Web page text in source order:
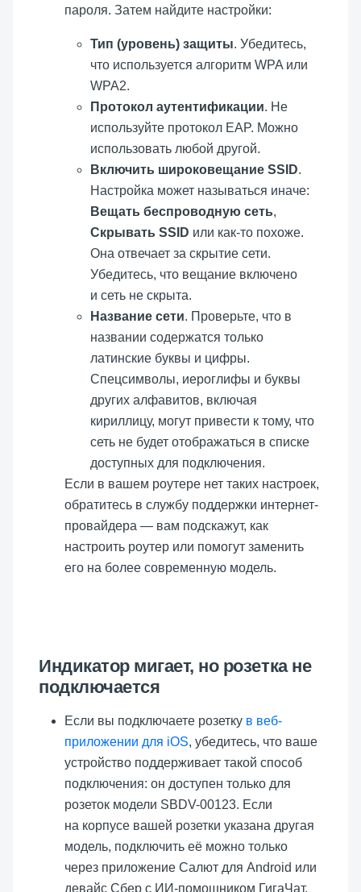
пароля. Затем найдите настройки:
Тип (уровень) защиты. Убедитесь,
что используется алгоритм WPA или
WPA2.
Протокол аутентификации. Не
используйте протокол EAP. Можно
использовать любой другой.
Включить широковещание SSID.
Настройка может называться иначе:
Вещать беспроводную сеть,
Скрывать SSID или как-то похоже.
Она отвечает за скрытие сети.
Убедитесь, что вещание включено
и сеть не скрыта.
Название сети. Проверьте, что в
названии содержатся только
латинские буквы и цифры.
Спецсимволы, иероглифы и буквы
других алфавитов, включая
кириллицу, могут привести к тому, что
сеть не будет отображаться в списке
доступных для подключения.
Если в вашем роутере нет таких настроек,
обратитесь в службу поддержки интернет-
провайдера — вам подскажут, как
настроить роутер или помогут заменить
его на более современную модель.
Индикатор мигает, но розетка не
подключается
Если вы подключаете розетку в веб-
приложении для iOS, убедитесь, что ваше
устройство поддерживает такой способ
подключения: он доступен только для
розеток модели SBDV-00123. Если
на корпусе вашей розетки указана другая
модель, подключить её можно только
через приложение Салют для Android или
девайс Сбер с ИИ-помощником ГигаЧат.